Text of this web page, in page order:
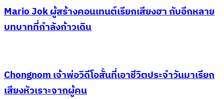
Mario Jok ผู้สร้างคอนเทนต์เรียกเสียงฮา กับอีกหลาย
บทบาทที่กำลังก้าวเดิน
Chongnom เจ้าพ่อวิดีโอสั้นที่เอาชีวิตประจำวันมาเรียก
เสียงหัวเราะจากผู้คน